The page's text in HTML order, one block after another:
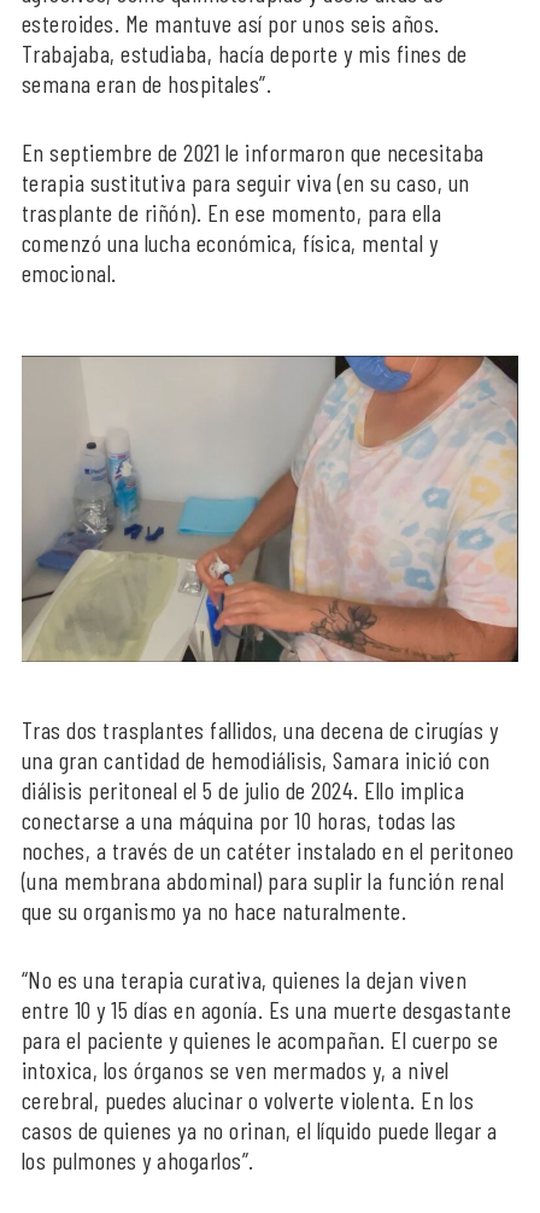
esteroides. Me mantuve así por unos seis años.
Trabajaba, estudiaba, hacía deporte y mis fines de
semana eran de hospitales”.
En septiembre de 2021 le informaron que necesitaba
terapia sustitutiva para seguir viva (en su caso, un
trasplante de riñón). En ese momento, para ella
comenzó una lucha económica, física, mental y
emocional.
Tras dos trasplantes fallidos, una decena de cirugías y
una gran cantidad de hemodiálisis, Samara inició con
diálisis peritoneal el 5 de julio de 2024. Ello implica
conectarse a una máquina por 10 horas, todas las
noches, a través de un catéter instalado en el peritoneo
(una membrana abdominal) para suplir la función renal
que su organismo ya no hace naturalmente.
“No es una terapia curativa, quienes la dejan viven
entre 10 y 15 días en agonía. Es una muerte desgastante
para el paciente y quienes le acompañan. El cuerpo se
intoxica, los órganos se ven mermados y, a nivel
cerebral, puedes alucinar o volverte violenta. En los
casos de quienes ya no orinan, el líquido puede llegar a
los pulmones y ahogarlos”.